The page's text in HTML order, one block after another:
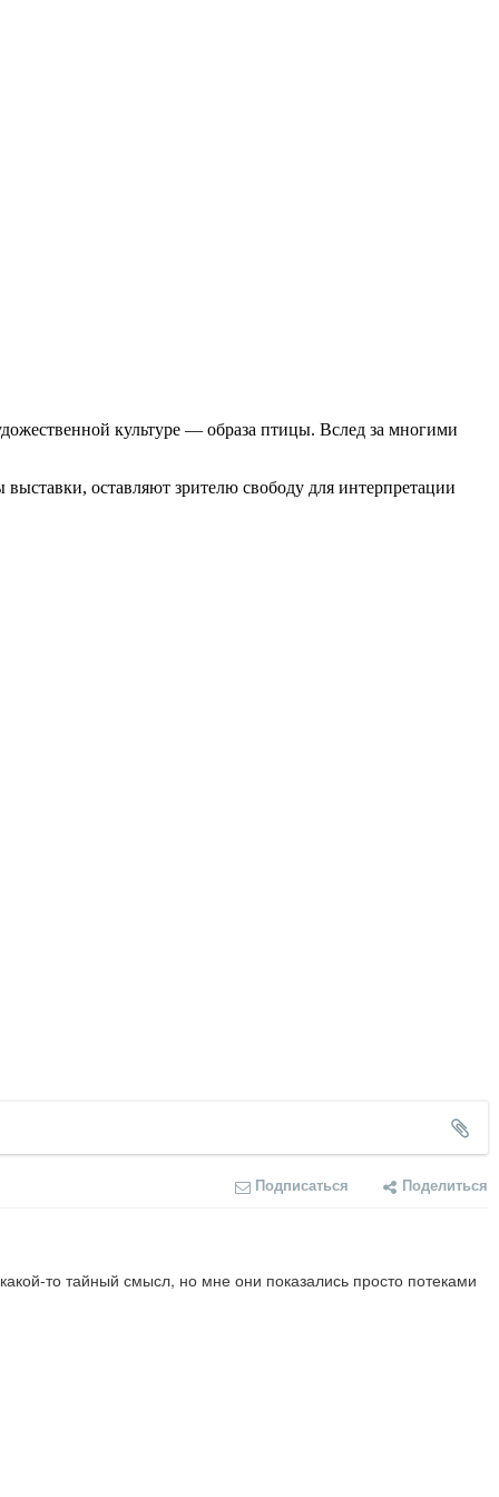
культуре — образа птицы. Вслед за многими
оставляют зрителю свободу для интерпретации
Подписаться Поделиться
то тайный смысл, но мне они показались просто потеками